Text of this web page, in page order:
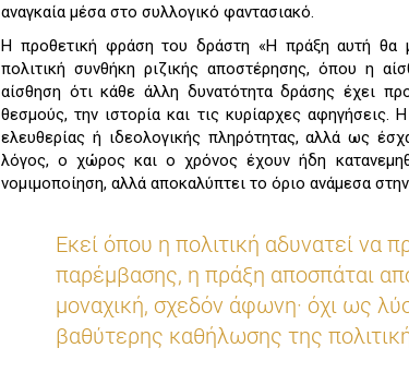
αναγκαία μέσα στο συλλογικό φαντασιακό.
Η προθετική φράση του δράστη «Η πράξη αυτή θα
πολιτική συνθήκη ριζικής αποστέρησης, όπου η
αίσθηση ότι κάθε άλλη δυνατότητα δράσης έχει
θεσμούς, την ιστορία και τις κυρίαρχες
ελευθερίας ή ιδεολογικής πληρότητας, αλλά ως
λόγος, ο χώρος και ο χρόνος έχουν ήδη
νομιμοποίηση, αλλά αποκαλύπτει το όριο ανάμεσα
Εκεί όπου η πολιτική αδυνατεί να
παρέμβασης, η πράξη αποσπάται
μοναχική, σχεδόν άφωνη· όχι ως
βαθύτερης καθήλωσης της